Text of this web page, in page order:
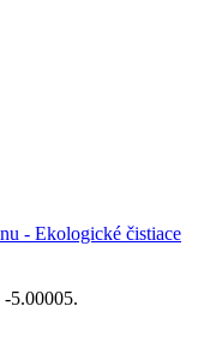
-5.00005.